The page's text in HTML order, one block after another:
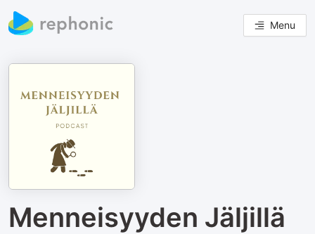
Menu
Menneisyyden Jäljillä